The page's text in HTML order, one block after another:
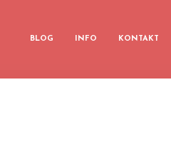
BLOG INFO KONTAKT